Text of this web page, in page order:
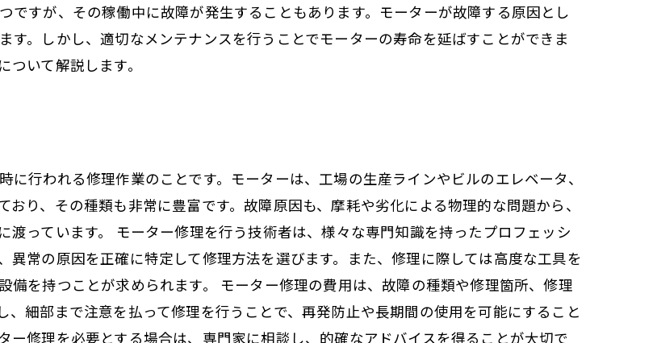
ですが、その稼働中に故障が発生することもあります。モーターが故障する原因とし
。しかし、適切なメンテナンスを行うことでモーターの寿命を延ばすことができま
いて解説します。
行われる修理作業のことです。モーターは、工場の生産ラインやビルのエレベータ、
り、その種類も非常に豊富です。故障原因も、摩耗や劣化による物理的な問題から、
っています。 モーター修理を行う技術者は、様々な専門知識を持ったプロフェッシ
異常の原因を正確に特定して修理方法を選びます。また、修理に際しては高度な工具を
備を持つことが求められます。 モーター修理の費用は、故障の種類や修理箇所、修理
細部まで注意を払って修理を行うことで、再発防止や長期間の使用を可能にすること
修理を必要とする場合は、専門家に相談し、的確なアドバイスを得ることが大切で